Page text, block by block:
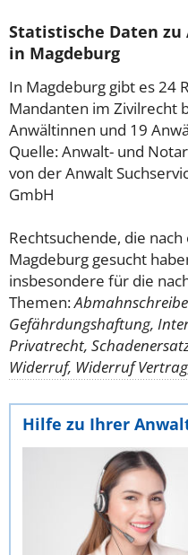
Statistische Daten
in Magdeburg
In Magdeburg gibt es 24
Mandanten im Zivilrecht
Anwältinnen und 19
Quelle: Anwalt- und
von der Anwalt
GmbH
Rechtsuchende, die
Magdeburg gesucht
insbesondere für die
Themen:
Gefährdungshaftung,
Privatrecht,
Widerruf, Widerruf
Hilfe zu Ihrer